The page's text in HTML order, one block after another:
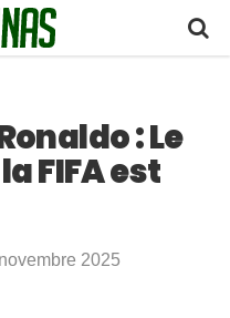
: Le
FIFA est
2025